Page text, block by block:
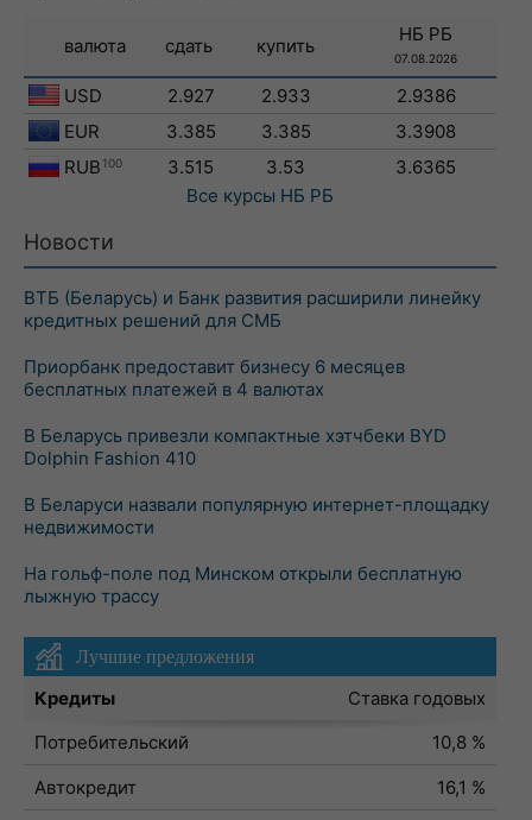
валюта сдать купить
НБ РБ
07.08.2026
USD 2.927 2.933
2.9386
EUR
3.385 3.385
3.3908
RUB 100 3.515 3.53
3.6365
Все курсы НБ РБ
Новости
ВТБ (Беларусь) и Банк развития расширили линейку
кредитных решений для СМБ
Приорбанк предоставит бизнесу 6 месяцев
бесплатных платежей в 4 валютах
В Беларусь привезли компактные хэтчбеки BYD
Dolphin Fashion 410
В Беларуси назвали популярную интернет-площадку
недвижимости
На гольф-поле под Минском открыли бесплатную
лыжную трассу
Лучшие предложения
Кредиты
Ставка годовых
Потребительский
10,8 %
Автокредит
16,1 %